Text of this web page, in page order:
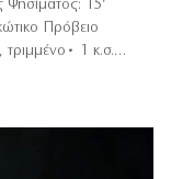
15’
Πρόβειο
τριμμένο• 1 κ.σ.